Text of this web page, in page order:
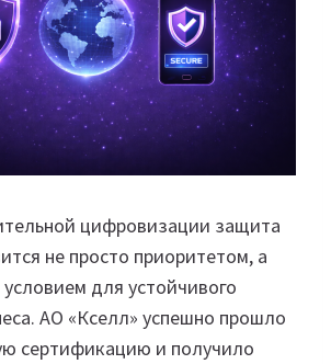
цифровизации защита
не просто приоритетом, а
для устойчивого
АО «Кселл» успешно прошло
сертификацию и получило